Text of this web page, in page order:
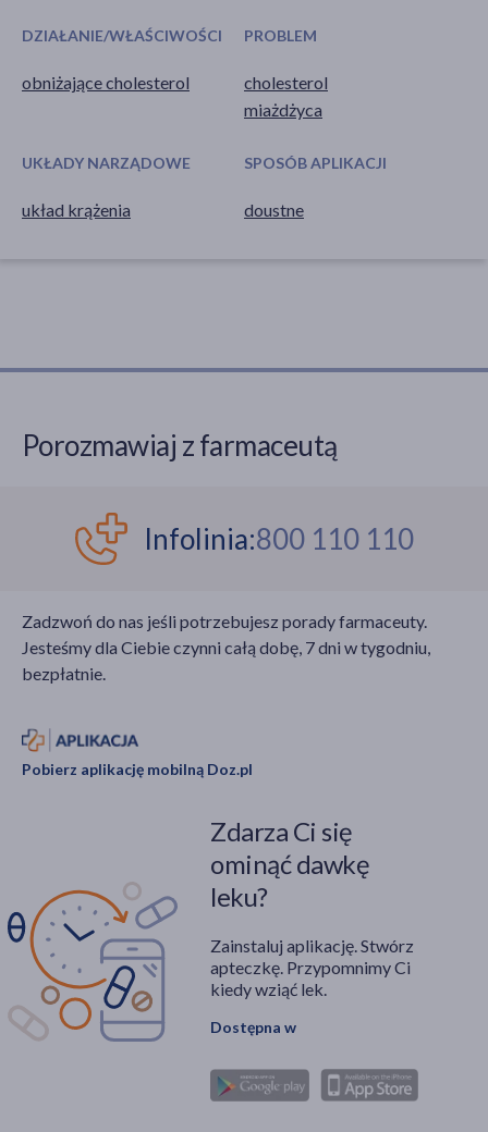
DZIAŁANIE/WŁAŚCIWOŚCI
obniżające cholesterol
PROBLEM
cholesterol
miażdżyca
UKŁADY NARZĄDOWE
układ krążenia
SPOSÓB APLIKACJI
doustne
Porozmawiaj z farmaceutą
Infolinia:800 110 110
Zadzwoń do nas jeśli potrzebujesz porady farmaceuty.
Jesteśmy dla Ciebie czynni całą dobę, 7 dni w tygodniu,
bezpłatnie.
Pobierz aplikację mobilną Doz.pl
Zdarza Ci się
ominąć dawkę
leku?
Zainstaluj aplikację. Stwórz
apteczkę. Przypomnimy Ci
kiedy wziąć lek.
Dostępna w